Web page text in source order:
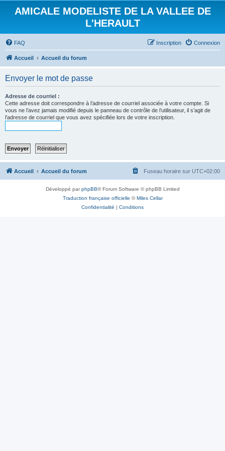
AMICALE MODELISTE DE LA VALLEE DE
L'HERAULT
FAQ Connexion
Inscription
Accueil Accueil du forum
Envoyer le mot de passe
Adresse de courriel :
Cette adresse doit correspondre à l’adresse de courriel associée à votre compte. Si
vous ne l’avez jamais modifié depuis le panneau de contrôle de l’utilisateur, il s’agit de
l’adresse de courriel que vous avez spécifiée lors de votre inscription.
Accueil Accueil du forum Fuseau horaire sur UTC+02:00
Développé parphpBB® Forum Software © phpBB Limited
Traduction française officielle ©Miles Cellar
Confidentialité | Conditions